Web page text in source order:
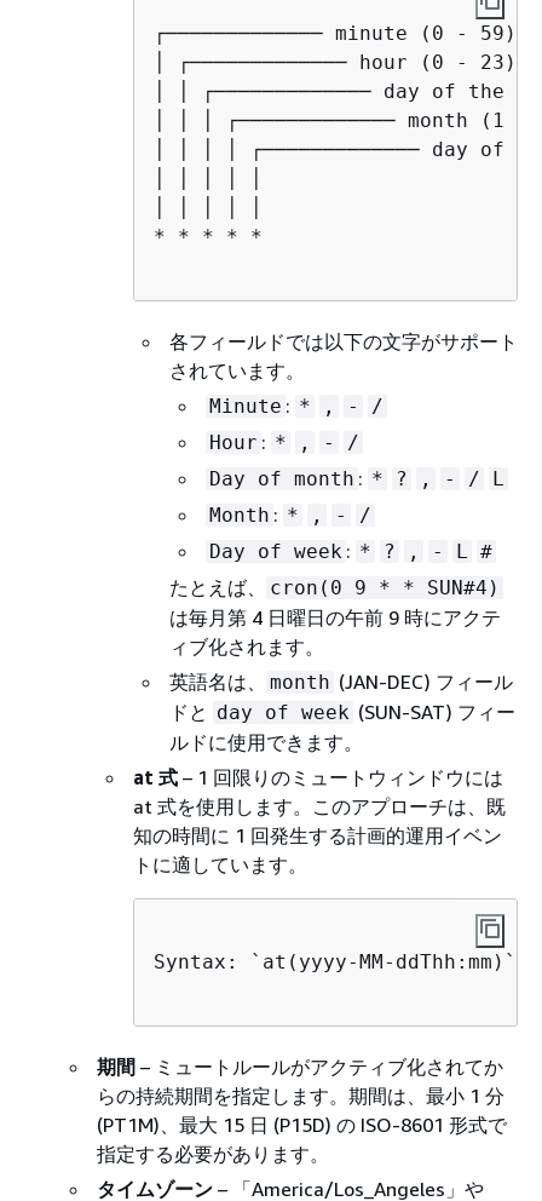
┌───────────── minute (0 - 59)
│ ┌───────────── hour (0 - 23)
│ │ ┌───────────── day of the
│ │ │ ┌───────────── month (1
│ │ │ │ ┌───────────── day of
* * * * *
各フィールドでは以下の文字がサポート
されています。
Minute : * , -
/
Hour : * , -
/
Day of month : * ? , - /
L
Month : * , -
/
Day of week : * ? , - L #
たとえば、 cron(0 9 * * SUN#4)
は毎月第 4 日曜日の午前 9 時にアクテ
ィブ化されます。
英語名は、
month (JAN-DEC) フィール
ドと day of week (SUN-SAT) フィー
ルドに使用できます。
at 式 – 1 回限りのミュートウィンドウには
at 式を使用します。このアプローチは、既
知の時間に 1 回発生する計画的運用イベン
トに適しています。
Syntax: `at(yyyy-MM-ddThh:mm)`
期間 – ミュートルールがアクティブ化されてか
らの持続期間を指定します。期間は、最小 1 分
(PT1M)、最大 15 日 (P15D) の ISO-8601 形式で
指定する必要があります。
タイムゾーン – 「America/Los_Angeles」や